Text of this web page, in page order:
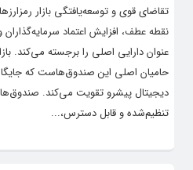
تقاضای قوی و توسعه‌یافتگی بازار
نقطه عطف، افزایش اعتماد
عنوان دارایی اصلی را برجسته می‌کند.
حامیان اصلی این صندوق‌هاست که
دیجیتال پیشرو تقویت می‌کند. صندوق‌ها
تنظیم‌شده و قابل دسترس،...